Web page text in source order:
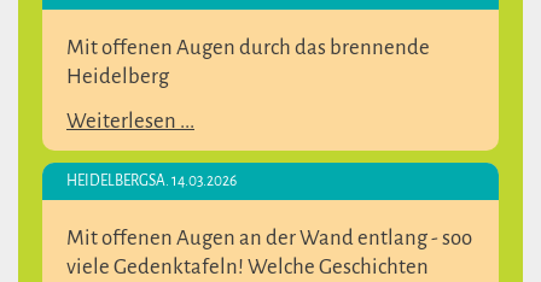
Mit offenen Augen durch das brennende
Heidelberg
Weiterlesen ...
HEIDELBERGSA. 14.03.2026
Mit offenen Augen an der Wand entlang - soo
viele Gedenktafeln! Welche Geschichten